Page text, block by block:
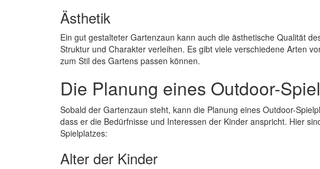
Ästhetik
Ein gut gestalteter Gartenzaun kann auch die ästhetische Qualität
Struktur und Charakter verleihen. Es gibt viele verschiedene Arten
zum Stil des Gartens passen können.
Die Planung eines Outdoor-
Sobald der Gartenzaun steht, kann die Planung eines Outdoor-
dass er die Bedürfnisse und Interessen der Kinder anspricht. Hier
Spielplatzes:
Alter der Kinder